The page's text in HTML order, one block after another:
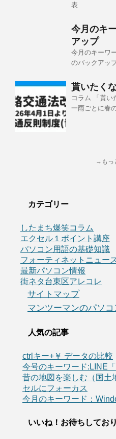
表
今月のキ
アップ
今月のキーワ
のバックアッ
貰いたく
コラム 「貰い
一雨ごとに春
→もっ
カテゴリー
したまち爆笑コラム
エクセル１ポイント講座
パソコン用語の基礎知識
フォーティネットニュー
最新パソコン情報
街ネタ台東区アレコレ
サイトマップ
マンツーマンのパソ
人気の記事
ctrlキー+￥ データの比較
今号のキーワード:LINE「
昔の地図を楽しむ（国土
セルにフォーカス
今月のキーワード：
いいね！お待ちしてお